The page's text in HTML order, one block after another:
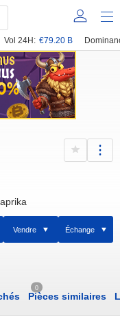
Vol 24H: €79.20 B
Vendre Échange
0
Pièces similaires